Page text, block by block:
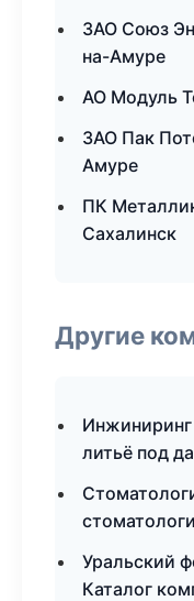
ЗАО Союз
на-Амуре
АО Модуль
ЗАО Пак
Амуре
ПК
Сахалинск
Другие
литьё под
Уральский
Каталог